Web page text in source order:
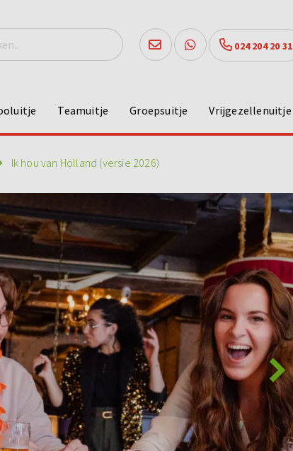
024 204 20 31
Teamuitje Groepsuitje Vrijgezellenuitje
Ik hou van Holland (versie 2026)